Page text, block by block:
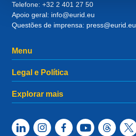
Telefone: +32 2 401 27 50
Apoio geral: info@eurid.eu
Questões de imprensa: press@eurid.eu
Menu
Legal e Política
Explorar mais